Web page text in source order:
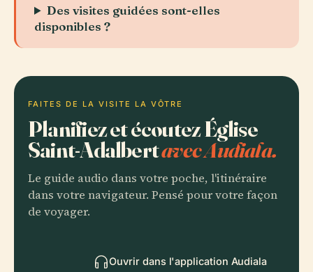
Des visites guidées sont-elles
disponibles ?
FAITES DE LA VISITE LA VÔTRE
Planifiez et écoutez Église
Saint-Adalbertavec Audiala.
Le guide audio dans votre poche, l'itinéraire
dans votre navigateur. Pensé pour votre façon
de voyager.
Ouvrir dans l'application Audiala